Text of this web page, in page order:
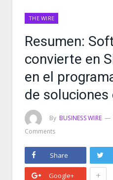
THE WIRE
Resumen:
convierte en
en el
de
By BUSINESS WIRE
Comments
Share
Google+ +